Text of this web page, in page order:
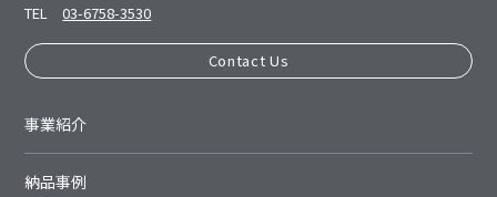
TEL
03-6758-3530
Contact Us
事業紹介
納品事例